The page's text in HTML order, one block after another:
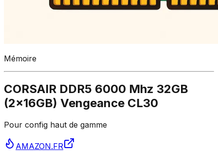
Mémoire
CORSAIR DDR5 6000 Mhz 32GB
(2x16GB) Vengeance CL30
Pour config haut de gamme
AMAZON.FR